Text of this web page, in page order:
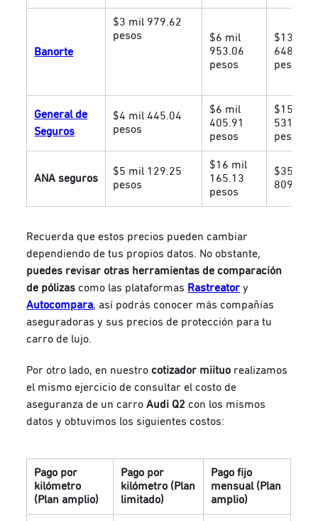
Banorte
$3 mil 979.62
pesos
$6 mil
953.06
pesos
$13 mil
648.50
pesos
General de
Seguros
$4 mil 445.04
pesos
$6 mil
405.91
pesos
$15 mil
531.55
pesos
ANA seguros
$5 mil 129.25
pesos
$16 mil
165.13
pesos
$35 mil
809.69
Recuerda que estos precios pueden cambiar
dependiendo de tus propios datos. No obstante,
puedes revisar otras herramientas de comparación
de pólizas como las plataformas Rastreator y
Autocompara, así podrás conocer más compañías
aseguradoras y sus precios de protección para tu
carro de lujo.
Por otro lado, en nuestrocotizador miituo realizamos
el mismo ejercicio de consultar el costo de
aseguranza de un carroAudi Q2 con los mismos
datos y obtuvimos los siguientes costos:
Pago por
kilómetro
(Plan amplio)
Pago por
kilómetro (Plan
limitado)
Pago fijo
mensual (Plan
amplio)